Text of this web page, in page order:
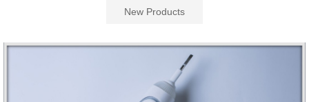
New Products